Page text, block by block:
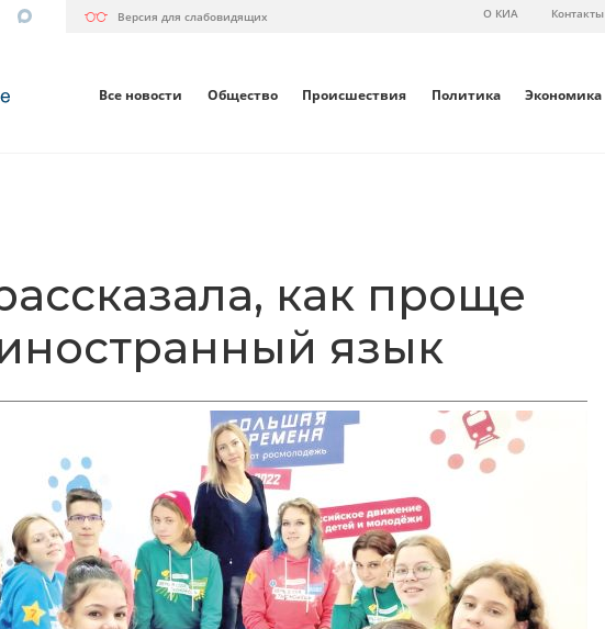
Версия для слабовидящих О КИА Контакты
Все новости Общество Происшествия Политика Экономика
как проще
язык